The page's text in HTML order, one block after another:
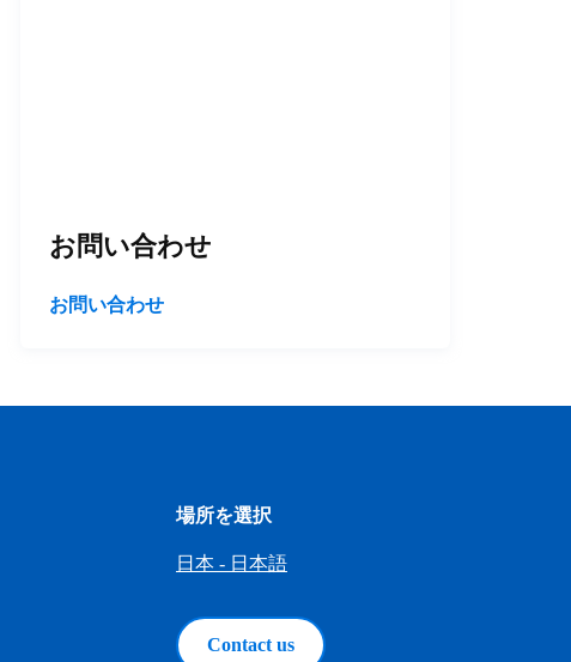
お問い合わせ
お問い合わせ
場所を選択
日本 - 日本語
Contact us